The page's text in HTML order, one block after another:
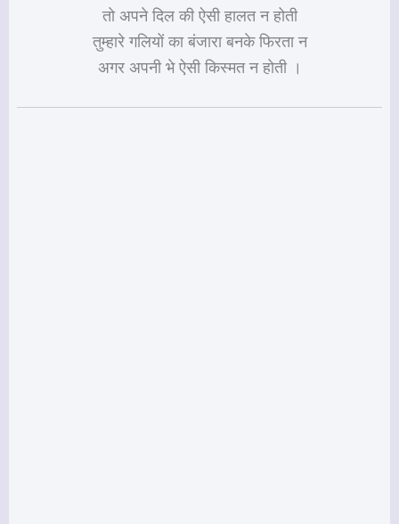
तो अपने दिल की ऐसी हालत न होती
तुम्हारे गलियों का बंजारा बनके फिरता न
अगर अपनी भे ऐसी किस्मत न होती ।